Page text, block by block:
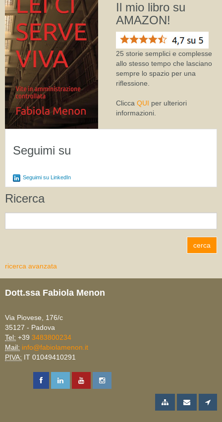
Il mio libro su
AMAZON!
25 storie semplici e complesse
allo stesso tempo che lasciano
sempre lo spazio per una
riflessione.
Clicca QUI per ulteriori
informazioni.
Seguimi su
Seguimi su LinkedIn
Ricerca
ricerca avanzata
Dott.ssa Fabiola Menon
Via Piovese, 176/c
35127 - Padova
Tel: +39 3483800234
Mail: info@fabiolamenon.it
PIVA: IT 01049410291